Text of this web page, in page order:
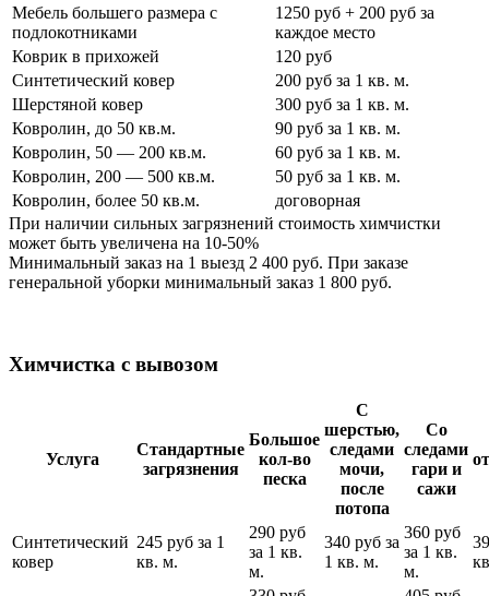
Мебель большего размера с
подлокотниками
1250 руб + 200 руб за
каждое место
Коврик в прихожей
120 руб
Синтетический ковер
200 руб за 1 кв. м.
Шерстяной ковер
300 руб за 1 кв. м.
Ковролин, до 50 кв.м.
90 руб за 1 кв. м.
Ковролин, 50 — 200 кв.м.
60 руб за 1 кв. м.
Ковролин, 200 — 500 кв.м.
50 руб за 1 кв. м.
Ковролин, более 50 кв.м.
договорная
При наличии сильных загрязнений стоимость химчистки
может быть увеличена на 10-50%
Минимальный заказ на 1 выезд 2 400 руб. При заказе
генеральной уборки минимальный заказ 1 800 руб.
Химчистка с вывозом
Услуга
Стандартные
загрязнения
Большое
кол-во
песка
С
шерстью,
следами
мочи,
после
потопа
Со
следами
гари и
сажи
Синтетический
ковер
245 руб за 1
кв. м.
290 руб
за 1 кв.
м.
340 руб за
1 кв. м.
360 руб
за 1 кв.
м.